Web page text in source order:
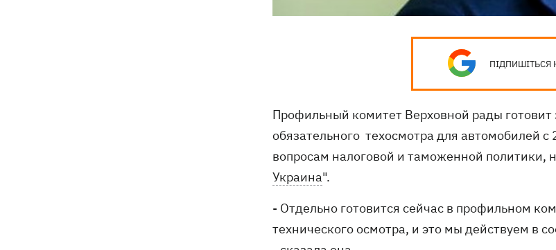
ПІДПИШІТЬСЯ
Профильный комитет Верховной рады готовит
обязательного техосмотра для автомобилей
вопросам налоговой и таможенной
Украина".
- Отдельно готовится сейчас в профильном
технического осмотра, и это мы действуем в